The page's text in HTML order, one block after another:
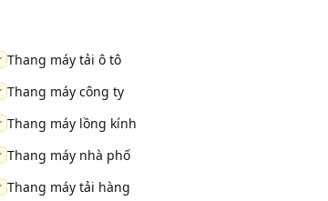
Thang máy tải ô tô
Thang máy công ty
Thang máy lồng kính
Thang máy nhà phố
Thang máy tải hàng